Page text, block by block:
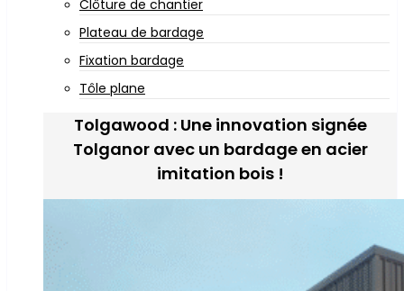
Clôture de chantier
Plateau de bardage
Fixation bardage
Tôle plane
Tolgawood : Une innovation signée
Tolganor avec un bardage en acier
imitation bois !